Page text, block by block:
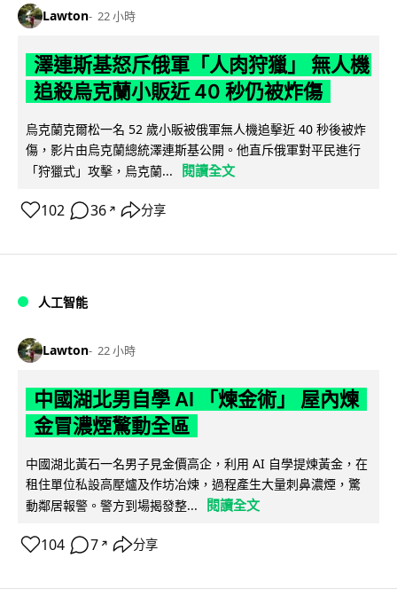
Lawton 22 小時
澤連斯基怒斥俄軍「人肉狩獵」 無人機
追殺烏克蘭小販近 40 秒仍被炸傷
烏克蘭克爾松一名 52 歲小販被俄軍無人機追擊近 40 秒後被炸
傷，影片由烏克蘭總統澤連斯基公開。他直斥俄軍對平民進行
「狩獵式」攻擊，烏克蘭...
閱讀全文
102 36 ↗ 分享
人工智能
Lawton 22 小時
中國湖北男自學 AI 「煉金術」 屋內煉
金冒濃煙驚動全區
中國湖北黃石一名男子見金價高企，利用 AI 自學提煉黃金，在
租住單位私設高壓爐及作坊冶煉，過程產生大量刺鼻濃煙，驚
動鄰居報警。警方到場揭發整...
閱讀全文
104 7 ↗ 分享